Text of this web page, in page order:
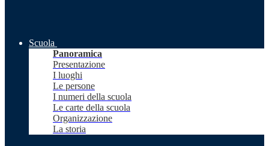
Scuola
Panoramica
Presentazione
I luoghi
Le persone
I numeri della scuola
Le carte della scuola
Organizzazione
La storia